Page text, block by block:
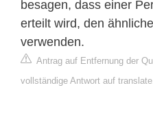
besagen, dass einer
erteilt wird, den
verwenden.
Antrag auf Entfernung der
vollständige Antwort auf